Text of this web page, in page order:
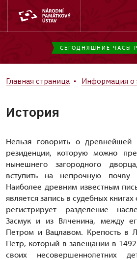
СЕГОДНЯШНИЕ ЧАСЫ
Главная страница Информация о
История
Нельзя говорить о древнейшей
резиденции, которую можно
нынешнего загородного
вступить на непрочную почву
Наиболее древним известным
является запись в судебных
регистрирует разделение
Засмук и из Влченина, между
Петром и Вацлавом. Крепость в
Петр, который в завещании в
своих несовершеннолетних